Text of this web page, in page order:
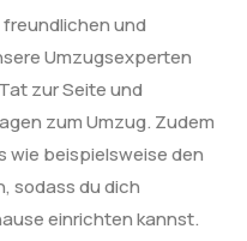
freundlichen und
Umzugsexperten
zur Seite und
zum Umzug. Zudem
wie beispielsweise den
sodass du dich
einrichten kannst.